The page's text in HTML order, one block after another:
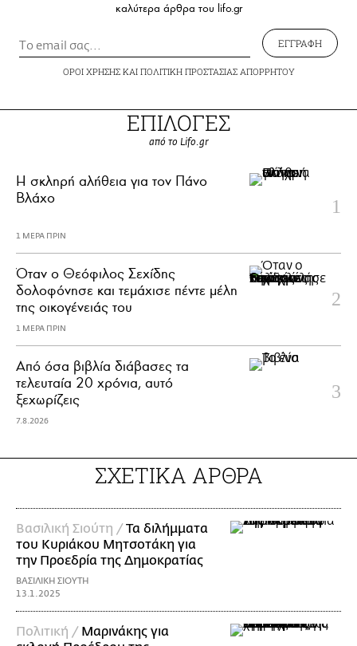
καλύτερα άρθρα του lifo.gr
ΕΓΓΡΑΦΗ
ΟΡΟΙ ΧΡΗΣΗΣΚΑΙ ΠΟΛΙΤΙΚΗ ΠΡΟΣΤΑΣΙΑΣ ΑΠΟΡΡΗΤΟΥ
ΕΠΙΛΟΓΕΣ
από το Lifo.gr
H σκληρή αλήθεια για τον Πάνο
Βλάχο
1 ΜΕΡΑ ΠΡΙΝ
Όταν ο Θεόφιλος Σεχίδης
δολοφόνησε και τεμάχισε πέντε μέλη
της οικογένειάς του
1 ΜΕΡΑ ΠΡΙΝ
Από όσα βιβλία διάβασες τα
τελευταία 20 χρόνια, αυτό
ξεχωρίζεις
7.8.2026
ΣΧΕΤΙΚΑ ΑΡΘΡΑ
Βασιλική Σιούτη /Τα διλήμματα
του Κυριάκου Μητσοτάκη για
την Προεδρία της Δημοκρατίας
ΒΑΣΙΛΙΚΗ ΣΙΟΥΤΗ
13.1.2025
Πολιτική / Μαρινάκης για